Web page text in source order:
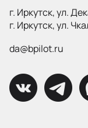
г. Иркутск, ул.
г. Иркутск, ул.
da@bpilot.ru